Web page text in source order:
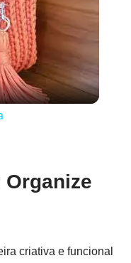
criativa e funcional